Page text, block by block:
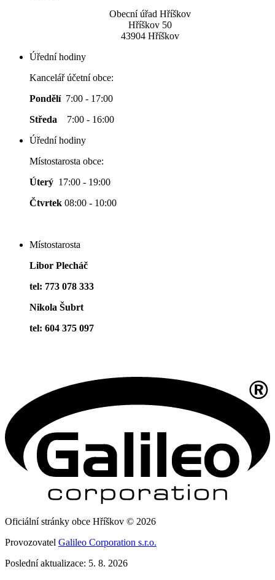
Obecní úřad Hříškov
Hříškov 50
43904 Hříškov
Úřední hodiny
Kancelář účetní obce:
Pondělí 7:00 - 17:00
Středa 7:00 - 16:00
Úřední hodiny
Místostarosta obce:
Úterý 17:00 - 19:00
Čtvrtek 08:00 - 10:00
Místostarosta
Libor Plecháč
tel: 773 078 333
Nikola Šubrt
tel: 604 375 097
Oficiální stránky obce Hříškov © 2026
Provozovatel Galileo Corporation s.r.o.
Poslední aktualizace: 5. 8. 2026